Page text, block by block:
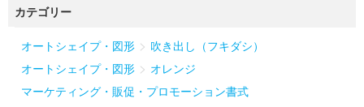
カテゴリー
オートシェイプ・図形 > 吹き出し（フキダシ）
オートシェイプ・図形 > オレンジ
マーケティング・販促・プロモーション書式